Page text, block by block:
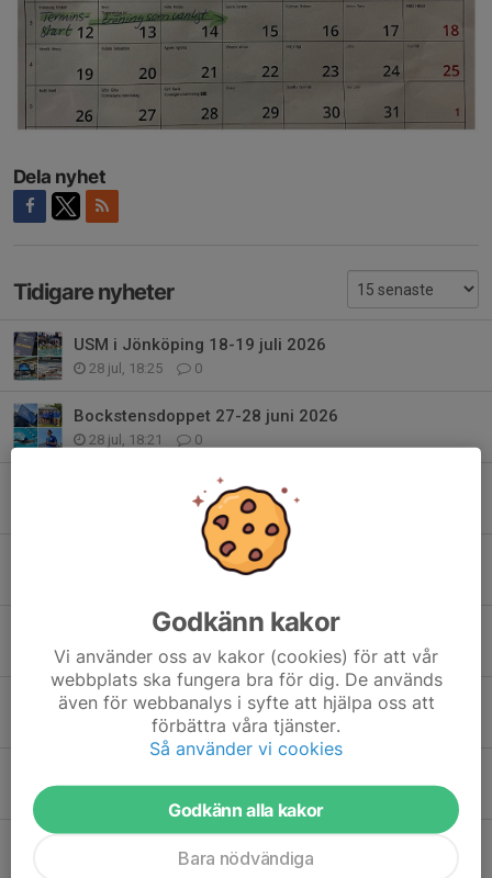
Dela nyhet
Tidigare nyheter
USM i Jönköping 18-19 juli 2026
28 jul, 18:25 0
Bockstensdoppet 27-28 juni 2026
28 jul, 18:21 0
SM i Borås 26 juni 2026
0
Träning 7/7 flyttad till 09.00
6 jul, 19:34 0
Flyttat träning idag 24/06
24 jun, 06:23 0
0
Godkänn kakor
Vi använder oss av kakor (cookies) för att vår
webbplats ska fungera bra för dig. De används
även för webbanalys i syfte att hjälpa oss att
förbättra våra tjänster.
Så använder vi cookies
Godkänn alla kakor
Bara nödvändiga